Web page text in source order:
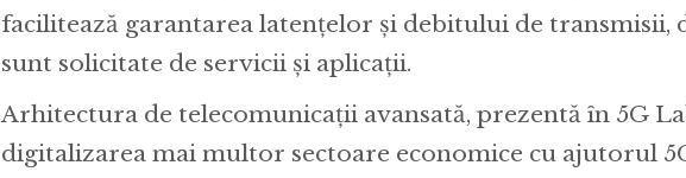
facilitează garantarea latențelor și debitului de transmisii,
sunt solicitate de servicii și aplicații.
Arhitectura de telecomunicații avansată, prezentă în 5G
digitalizarea mai multor sectoare economice cu ajutorul